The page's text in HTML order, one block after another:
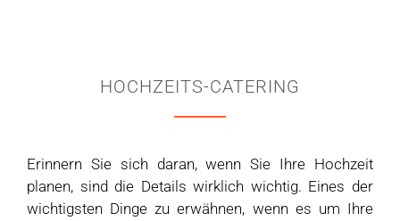
HOCHZEITS-CATERING
Erinnern Sie sich daran, wenn Sie Ihre Hochzeit
planen, sind die Details wirklich wichtig. Eines der
wichtigsten Dinge zu erwähnen, wenn es um Ihre